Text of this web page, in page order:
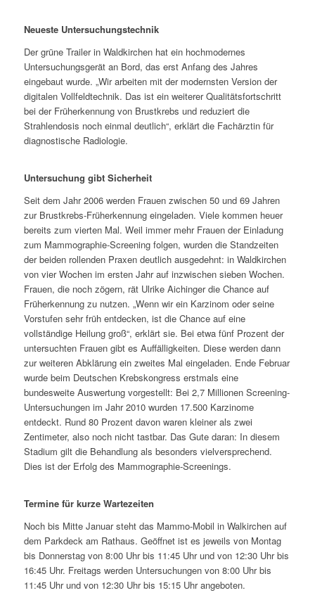
Neueste Untersuchungstechnik
Der grüne Trailer in Waldkirchen hat ein hochmodernes
Untersuchungsgerät an Bord, das erst Anfang des Jahres
eingebaut wurde. „Wir arbeiten mit der modernsten Version der
digitalen Vollfeldtechnik. Das ist ein weiterer Qualitätsfortschritt
bei der Früherkennung von Brustkrebs und reduziert die
Strahlendosis noch einmal deutlich“, erklärt die Fachärztin für
diagnostische Radiologie.
Untersuchung gibt Sicherheit
Seit dem Jahr 2006 werden Frauen zwischen 50 und 69 Jahren
zur Brustkrebs-Früherkennung eingeladen. Viele kommen heuer
bereits zum vierten Mal. Weil immer mehr Frauen der Einladung
zum Mammographie-Screening folgen, wurden die Standzeiten
der beiden rollenden Praxen deutlich ausgedehnt: in Waldkirchen
von vier Wochen im ersten Jahr auf inzwischen sieben Wochen.
Frauen, die noch zögern, rät Ulrike Aichinger die Chance auf
Früherkennung zu nutzen. „Wenn wir ein Karzinom oder seine
Vorstufen sehr früh entdecken, ist die Chance auf eine
vollständige Heilung groß“, erklärt sie. Bei etwa fünf Prozent der
untersuchten Frauen gibt es Auffälligkeiten. Diese werden dann
zur weiteren Abklärung ein zweites Mal eingeladen. Ende Februar
wurde beim Deutschen Krebskongress erstmals eine
bundesweite Auswertung vorgestellt: Bei 2,7 Millionen Screening-
Untersuchungen im Jahr 2010 wurden 17.500 Karzinome
entdeckt. Rund 80 Prozent davon waren kleiner als zwei
Zentimeter, also noch nicht tastbar. Das Gute daran: In diesem
Stadium gilt die Behandlung als besonders vielversprechend.
Dies ist der Erfolg des Mammographie-Screenings.
Termine für kurze Wartezeiten
Noch bis Mitte Januar steht das Mammo-Mobil in Walkirchen auf
dem Parkdeck am Rathaus. Geöffnet ist es jeweils von Montag
bis Donnerstag von 8:00 Uhr bis 11:45 Uhr und von 12:30 Uhr bis
16:45 Uhr. Freitags werden Untersuchungen von 8:00 Uhr bis
11:45 Uhr und von 12:30 Uhr bis 15:15 Uhr angeboten.